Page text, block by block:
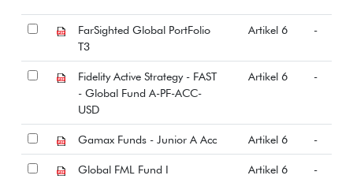
FarSighted Global PortFolio
T3
Artikel 6 -
Fidelity Active Strategy - FAST
- Global Fund A-PF-ACC-
USD
Artikel 6 -
Gamax Funds - Junior A Acc Artikel 6 -
Global FML Fund I Artikel 6 -